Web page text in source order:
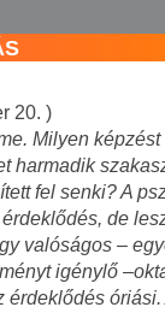
20. )
Milyen
harmadik
fel senki? A
de
valóságos –
igénylő
érdeklődés óriási.